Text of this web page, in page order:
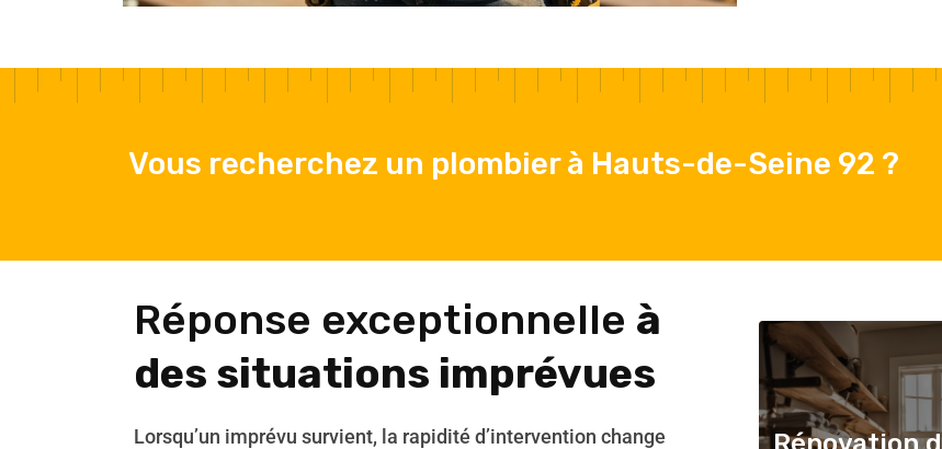
Vous recherchez un plombier à Hauts-de-Seine 92 ?
Réponse exceptionnelle à
des situations imprévues
Lorsqu’un imprévu survient, la rapidité d’intervention change